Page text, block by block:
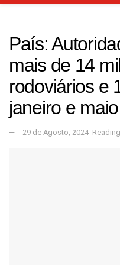
País:
mais de 14
rodoviários e
janeiro e maio
29 de Agosto, 2024